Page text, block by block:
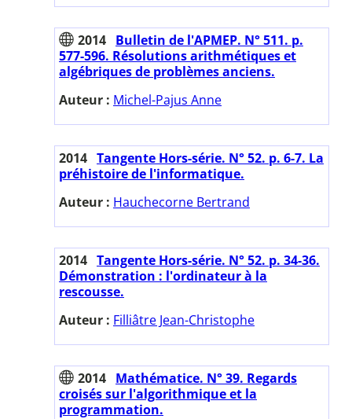
2014 Bulletin de l'APMEP. N° 511. p.
577-596. Résolutions arithmétiques et
algébriques de problèmes anciens.
Auteur : Michel-Pajus Anne
2014 Tangente Hors-série. N° 52. p. 6-7. La
préhistoire de l'informatique.
Auteur : Hauchecorne Bertrand
2014 Tangente Hors-série. N° 52. p. 34-36.
Démonstration : l'ordinateur à la
rescousse.
Auteur : Filliâtre Jean-Christophe
2014 Mathématice. N° 39. Regards
croisés sur l'algorithmique et la
programmation.